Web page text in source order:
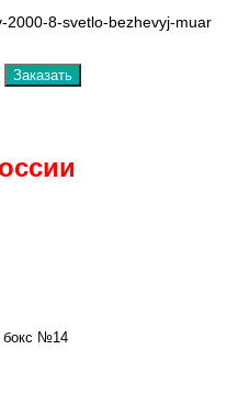
2000-8-svetlo-bezhevyj-muar
бокс №14